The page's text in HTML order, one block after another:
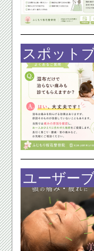
スポット
ユーザー